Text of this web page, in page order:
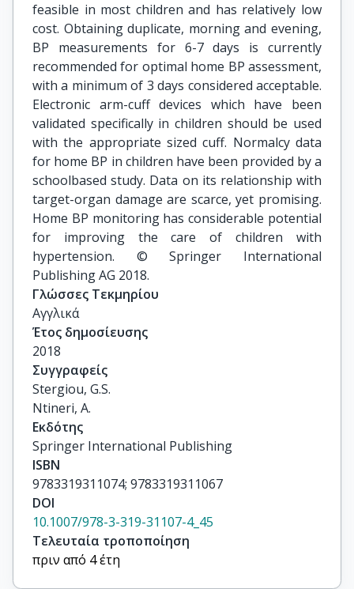
feasible in most children and has relatively low
cost. Obtaining duplicate, morning and evening,
BP measurements for 6-7 days is currently
recommended for optimal home BP assessment,
with a minimum of 3 days considered acceptable.
Electronic arm-cuff devices which have been
validated specifically in children should be used
with the appropriate sized cuff. Normalcy data
for home BP in children have been provided by a
schoolbased study. Data on its relationship with
target-organ damage are scarce, yet promising.
Home BP monitoring has considerable potential
for improving the care of children with
hypertension. © Springer International
Publishing AG 2018.
Γλώσσες Τεκμηρίου
Αγγλικά
Έτος δημοσίευσης
2018
Συγγραφείς
Stergiou, G.S.
Ntineri, A.
Εκδότης
Springer International Publishing
ISBN
9783319311074; 9783319311067
DOI
10.1007/978-3-319-31107-4_45
Τελευταία τροποποίηση
πριν από 4 έτη